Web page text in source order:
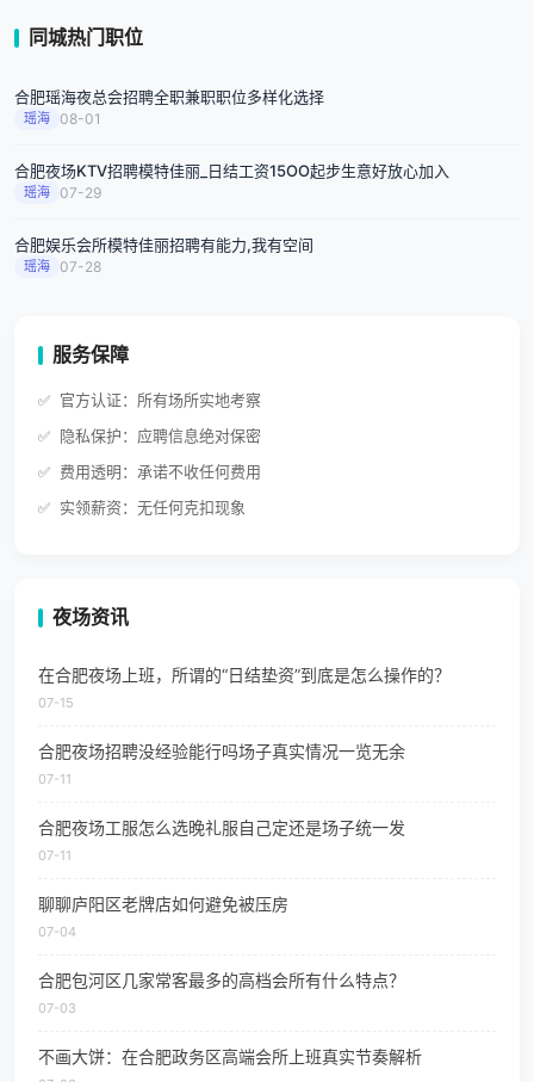
同城热门职位
合肥瑶海夜总会招聘全职兼职职位多样化选择
瑶海 08-01
合肥夜场KTV招聘模特佳丽_日结工资15OO起步生意好放心加入
瑶海 07-29
合肥娱乐会所模特佳丽招聘有能力,我有空间
瑶海 07-28
服务保障
官方认证：所有场所实地考察
隐私保护：应聘信息绝对保密
费用透明：承诺不收任何费用
实领薪资：无任何克扣现象
夜场资讯
在合肥夜场上班，所谓的“日结垫资”到底是怎么操作的？
07-15
合肥夜场招聘没经验能行吗场子真实情况一览无余
07-11
合肥夜场工服怎么选晚礼服自己定还是场子统一发
07-11
聊聊庐阳区老牌店如何避免被压房
07-04
合肥包河区几家常客最多的高档会所有什么特点？
07-03
不画大饼：在合肥政务区高端会所上班真实节奏解析